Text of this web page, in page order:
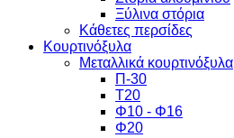
Ξύλινα στόρια
Κάθετες περσίδες
Κουρτινόξυλα
Μεταλλικά κουρτινόξυλα
Π-30
Τ20
Φ10 - Φ16
Φ20